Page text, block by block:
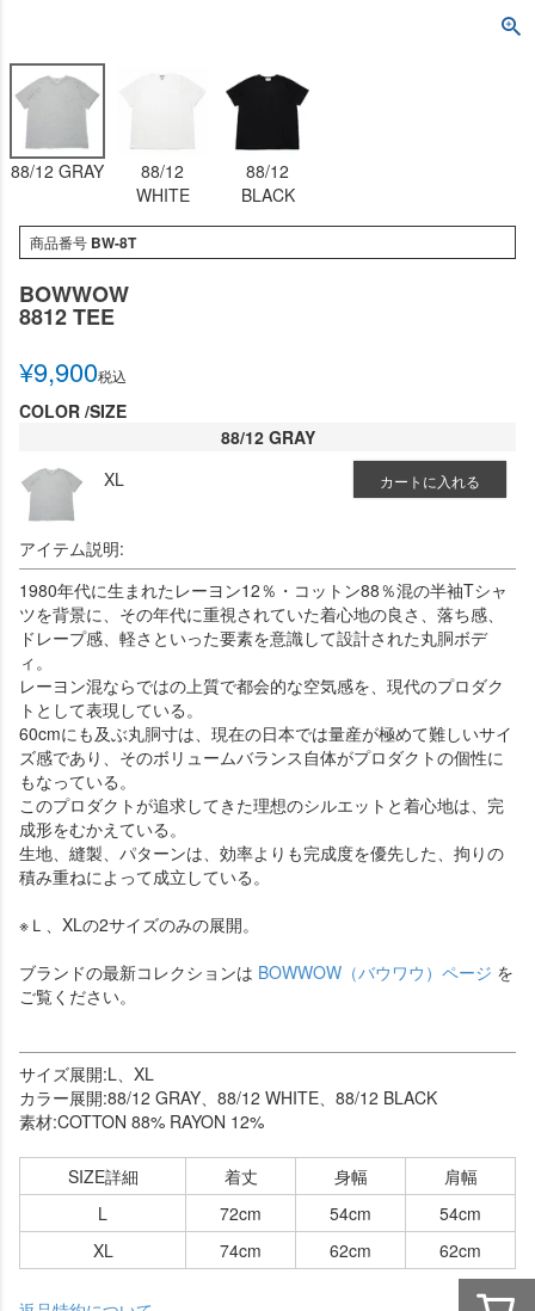
88/12 GRAY
88/12
WHITE
88/12
BLACK
商品番号 BW-8T
BOWWOW
8812 TEE
¥9,900税込
COLOR SIZE
88/12 GRAY
XL
カートに入れる
アイテム説明:
1980年代に生まれたレーヨン12％・コットン88％混の半袖Tシャ
ツを背景に、その年代に重視されていた着心地の良さ、落ち感、
ドレープ感、軽さといった要素を意識して設計された丸胴ボデ
ィ。
レーヨン混ならではの上質で都会的な空気感を、現代のプロダク
トとして表現している。
60cmにも及ぶ丸胴寸は、現在の日本では量産が極めて難しいサイ
ズ感であり、そのボリュームバランス自体がプロダクトの個性に
もなっている。
このプロダクトが追求してきた理想のシルエットと着心地は、完
成形をむかえている。
生地、縫製、パターンは、効率よりも完成度を優先した、拘りの
積み重ねによって成立している。
※Ｌ、XLの2サイズのみの展開。
ブランドの最新コレクションは BOWWOW（バウワウ）ページ を
ご覧ください。
サイズ展開:L、XL
カラー展開:88/12 GRAY、88/12 WHITE、88/12 BLACK
素材:COTTON 88% RAYON 12%
SIZE詳細 着丈 身幅
肩幅
L
72cm 54cm
54cm
XL
74cm 62cm 62cm